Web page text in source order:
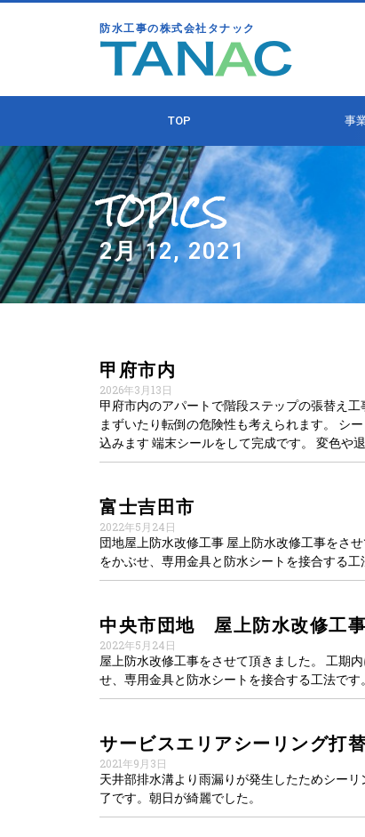
防水工事の株式会社タナック
TOP 事
TOPICS
2月 12, 2021
甲府市内 アパート
2026年3月13日
甲府市内のアパートで階段ステップの張替え
まずいたり転倒の危険性も考えられます。 シ
込みます 端末シールをして完成です。 変色や
富士吉田市
2022年5月24日
団地屋上防水改修工事 屋上防水改修工事をさ
をかぶせ、専用金具と防水シートを接合する
中央市団地 屋上防水改修工事
2022年5月24日
屋上防水改修工事をさせて頂きました。 工期
せ、専用金具と防水シートを接合する工法で
サービスエリアシーリング打
2021年9月3日
天井部排水溝より雨漏りが発生したためシー
了です。朝日が綺麗でした。